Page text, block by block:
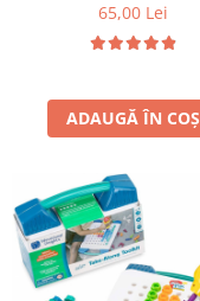
65,00 Lei
ADAUGĂ ÎN COȘ